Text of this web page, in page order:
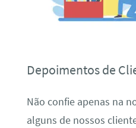
Depoimentos de
Não confie apenas na
alguns de nossos